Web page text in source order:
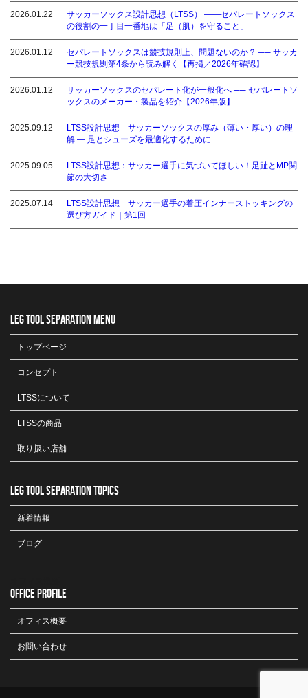
2026.01.22
サッカーソックス設計思想（LTSS） ――セパレートソックス
の役割の一丁目一番地は「足（肌）を守ること」
2026.01.12
セパレートソックスは競技規則上、問題ないのか？ ── サッカ
ー競技規則第4条から読み解く【再掲／2026年確認】
2026.01.12
サッカーソックスのセパレート化が一般化へ ── セパレートソ
ックスのメーカー・製品を紹介【2026年版】
2025.09.12
LTSS設計思想 サッカーソックスの厚み（薄い・厚い）の理
解 ― 足とシューズを最適化するために
2025.09.05
LTSS設計思想：サッカー選手に気づいてほしい！足趾とMP関
節の大切さ
2025.07.14
LTSS設計思想 サッカー選手の着圧インナーストッキングの
選び方ガイド｜第1回
LEG TOOL SEPARATION MENU
トップページ
コンセプト
LTSSについて
LTSSの商品
取り扱い店舗
LEG TOOL SEPARATION TOPICS
新着情報
ブログ
OFFICE PROFILE
オフィス概要
お問い合わせ